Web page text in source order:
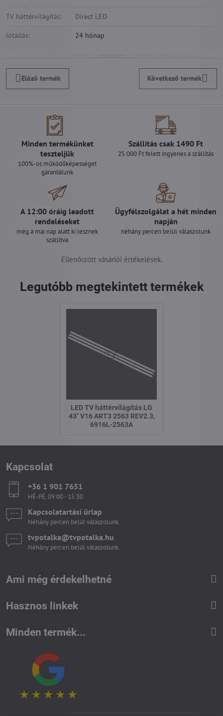
TV háttérvilágítás: Direct LED
Jótállás: 24 hónap
Előző termék Következő termék
Minden termékünket
teszteljük
100%-os működőképességet
garantálunk
Szállítás csak 1490 Ft
25 000 Ft felett ingyenes a szállítás
A 12:00 óráig leadott
rendeléseket
még a mai nap alatt ki lesznek
szállítva
Ügyfélszolgálat a hét minden
napján
néhány percen belül válaszolunk
Ellenőrzött vásárlói értékelések.
Legutóbb megtekintett termékek
LED TV háttérvilágítás LG
43" V16 ART3 2563 REV2.3,
6916L-2563A
Kapcsolat
+36 1 901 7651
HÉ-PÉ, 09:00 - 15:30
Kapcsolatartási űrlap
Néhány percen belül válaszolunk.
tvpotalka​@tvpotalka​.hu
Néhány percen belül válaszolunk.
Ami még érdekelhetné
Hasznos linkek
Minden termék...